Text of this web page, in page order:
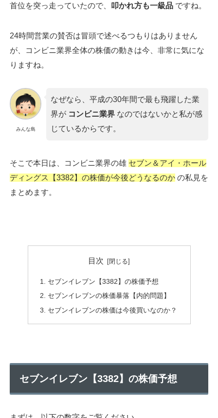
首位を突っ走っていたので、
叩かれ方も一級品 ですね。
24時間営業の賛否は冒頭で述べるつもりはありません
が、コンビニ業界全体の株価の動きは今、非常に気にな
りますね。
みんな島
なぜなら、平成の30年間で最も飛躍した業
界が コンビニ業界 なのではないかと私が感
じているからです。
そこで本日は、コンビニ業界の雄 セブン＆アイ・ホール
ディングス【3382】の株価が今後どうなるのか の私見を
まとめます。
目次
セブンイレブン【3382】の株価予想
セブンイレブンの株価暴落【内的問題】
セブンイレブンの株価は今後買いなのか？
セブンイレブン【3382】の株価予想